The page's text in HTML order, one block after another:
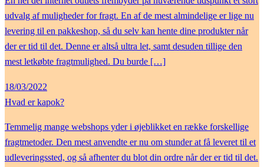
udvalg af muligheder for fragt. En af de mest almindelige er lige nu
levering til en pakkeshop, så du selv kan hente dine produkter når
der er tid til det. Denne er altså ultra let, samt desuden tillige den
mest letkøbte fragtmulighed. Du burde […]
18/03/2022
Hvad er kapok?
Temmelig mange webshops yder i øjeblikket en række forskellige
fragtmetoder. Den mest anvendte er nu om stunder at få leveret til et
udleveringssted, og så afhenter du blot din ordre når der er tid til det.